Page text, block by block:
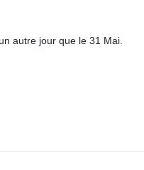
autre jour que le 31 Mai.